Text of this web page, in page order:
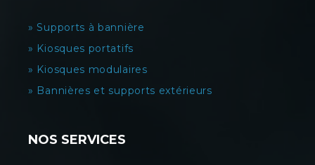
» Supports à bannière
» Kiosques portatifs
» Kiosques modulaires
» Bannières et supports extérieurs
NOS SERVICES